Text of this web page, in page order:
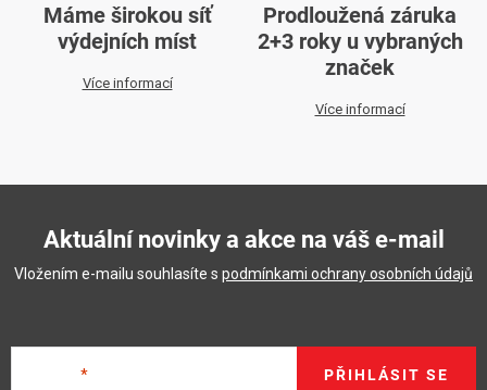
Máme širokou síť
výdejních míst
Více informací
Prodloužená záruka
2+3 roky u vybraných
značek
Více informací
Aktuální novinky a akce na váš e-mail
Vložením e-mailu souhlasíte s podmínkami ochrany osobních údajů
PŘIHLÁSIT SE